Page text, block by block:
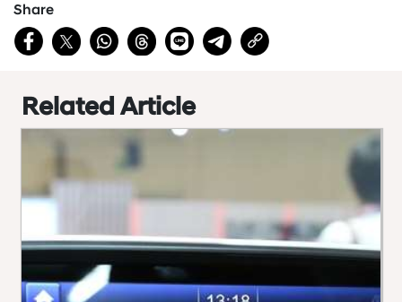
Share
Related Article